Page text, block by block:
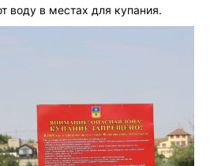
воду в местах для купания.